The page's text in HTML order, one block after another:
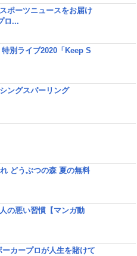
ポーツニュースをお届け
ロ...
別ライブ2020「Keep S
ングスパーリング
どうぶつの森 夏の無料
の悪い習慣【マンガ動
ーカープロが人生を賭けて